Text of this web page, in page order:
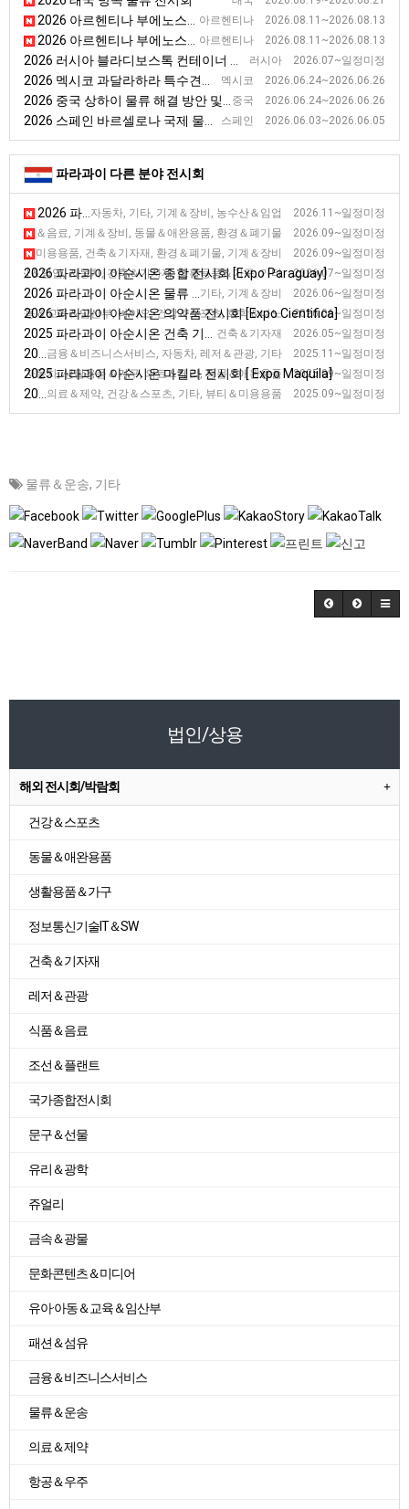
아르헨티나 2026.08.11~2026.08.13
2026 아르헨티나 부에노스아이레스 로지스틱 및 운송 전시회[EXPO LOGISTI-K 2026]
아르헨티나 2026.08.11~2026.08.13
2026 아르헨티나 부에노스아이레스 운송장비 및 운송기술 전시회[EXPO TRANSPORTE]
러시아 2026.07~일정미정
2026 러시아 블라디보스톡 컨테이너 전시회 [Дальневосточный контейнерный форум 2026]
멕시코 2026.06.24~2026.06.26
2026 멕시코 과달라하라 특수견인·구난장비 전시회 [Expo Gr&uacute;as]
중국 2026.06.24~2026.06.26
2026 중국 상하이 물류 해결 방안 및 공정 관리 전시회
스페인 2026.06.03~2026.06.05
2026 스페인 바르셀로나 국제 물류 운송 전시회 [SIL]
파라과이 다른 분야 전시회
자동차, 기타, 기계＆장비, 농수산＆임업 2026.11~일정미정
2026 파라과이 아순시온 자동차 전시회 [Expo Cadam Motor Show]
, 식품＆음료, 기계＆장비, 동물＆애완용품, 환경＆폐기물 2026.09~일정미정
2026 파라과이 식료품 리테일 전시회 [EXPO CAPASU]
뷰티＆미용용품, 건축＆기자재, 환경＆폐기물, 기계＆장비 2026.09~일정미정
2026 파라과이 아순시온 마킬라 전시회 [Expo Maquila]
수산＆임업, 자동차, 건축＆기자재, 생활용품＆가구, 기타 2026.07~일정미정
2026 파라과이 아순시온 종합 전시회 [Expo Paraguay]
기타, 기계＆장비 2026.06~일정미정
2026 파라과이 아순시온 물류 종합 전시회 [Expo Logistica]
·아동＆교육＆임산부, 바이오, 건강＆스포츠, 화학＆나노 2026.06~일정미정
2026 파라과이 아순시온 의약품 전시회 [Expo Cientifica]
건축＆기자재 2026.05~일정미정
2025 파라과이 아순시온 건축 기자재 및 장비 전시회 [CONSTRUCTECNIA]
금융＆비즈니스서비스, 자동차, 레저＆관광, 기타 2025.11~일정미정
2025 파라과이 아순시온 자동차 전시회 [Expo Cadam Motor Show]
품, 자동차, 생활용품＆가구, 의료＆제약, 동물＆애완용품 2025.09~일정미정
2025 파라과이 아순시온 마킬라 전시회 [ Expo Maquila]
의료＆제약, 건강＆스포츠, 기타, 뷰티＆미용용품 2025.09~일정미정
2025 파라과이 아순시온 의약품 전시회 [Expo Farmacientifica]
물류＆운송, 기타
법인/상용
해외 전시회/박람회
건강＆스포츠
동물＆애완용품
생활용품＆가구
정보통신기술IT＆SW
건축＆기자재
레저＆관광
식품＆음료
조선＆플랜트
국가종합전시회
문구＆선물
유리＆광학
쥬얼리
금속＆광물
문화콘텐츠＆미디어
유아·아동＆교육＆임산부
패션＆섬유
금융＆비즈니스서비스
물류＆운송
의료＆제약
항공＆우주